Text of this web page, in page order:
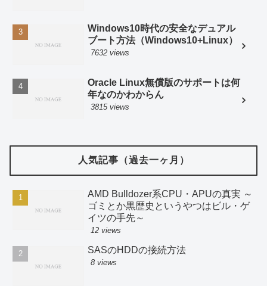
Windows10時代の安全なデュアル
ブート方法（Windows10+Linux）
7632 views
Oracle Linux無償版のサポートは何
年なのかわからん
3815 views
人気記事（過去一ヶ月）
AMD Bulldozer系CPU・APUの真実 ～
ゴミとか黒歴史というやつはビル・ゲ
イツの手先～
12 views
SASのHDDの接続方法
8 views